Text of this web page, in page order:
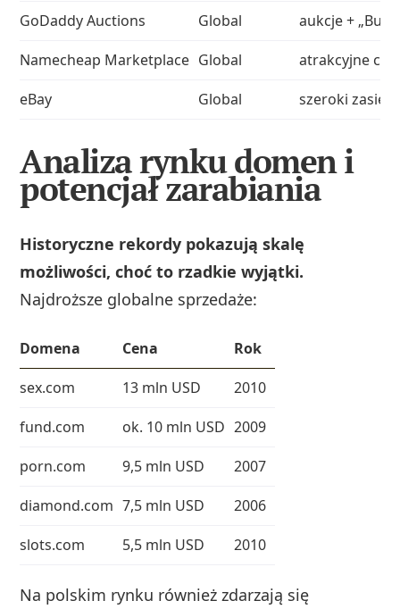
GoDaddy Auctions
Global
aukcje + „Buy
Namecheap Marketplace Global
atrakcyjne
eBay
Global szeroki
Analiza rynku domen i
potencjał zarabiania
Historyczne rekordy pokazują skalę
możliwości, choć to rzadkie wyjątki.
Najdroższe globalne sprzedaże:
Domena Cena
Rok
sex.com
13 mln USD
2010
fund.com
ok. 10 mln USD 2009
porn.com
9,5 mln USD
2007
diamond.com 7,5 mln USD
2006
slots.com
5,5 mln USD 2010
Na polskim rynku również zdarzają się